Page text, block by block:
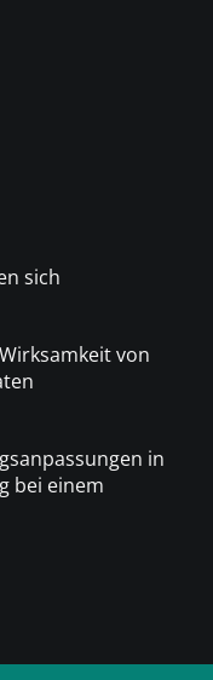
sich
von
in
bei einem